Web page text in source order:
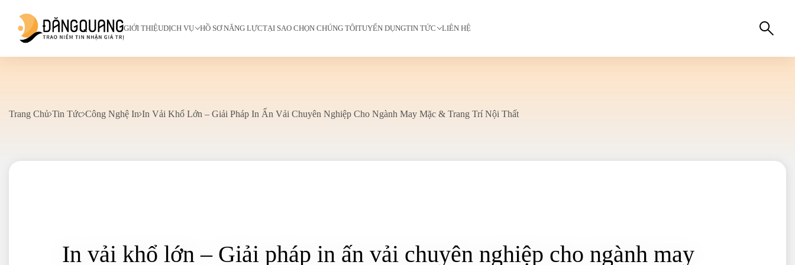
GIỚI THIỆUDỊCH VỤ HỒ SƠ NĂNG LỰCTẠI SAO CHỌN CHÚNG TÔITUYỂN DỤNGTIN TỨC LIÊN HỆ
Trang Chủ Tin Tức Công Nghệ In In Vải Khổ Lớn – Giải Pháp In Ấn Vải Chuyên Nghiệp Cho Ngành May Mặc & Trang Trí Nội Thất
In vải khổ lớn – Giải pháp in ấn vải chuyên nghiệp cho ngành may